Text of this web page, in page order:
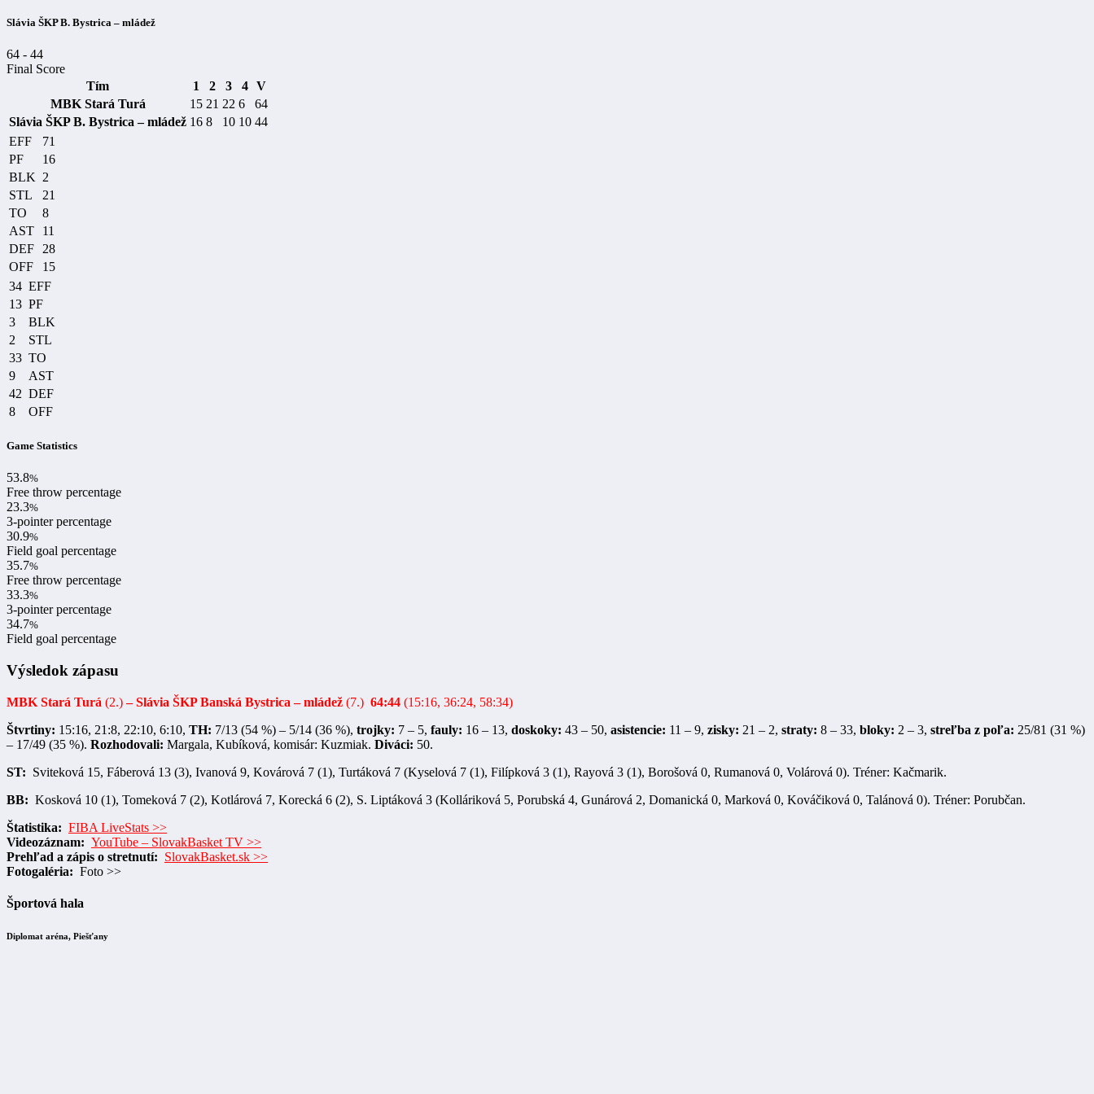
Slávia ŠKP B. Bystrica – mládež
64 - 44
Final Score
Tím
1 2 3 4 V
MBK Stará Turá
15 21 22 6
64
Slávia ŠKP B. Bystrica – mládež 16 8 10 10 44
EFF
71
PF
16
BLK 2
STL
21
TO
8
AST
11
DEF
28
OFF
15
34 EFF
13 PF
3
BLK
2
STL
33 TO
9
AST
42 DEF
8
OFF
Game Statistics
53.8%
Free throw percentage
23.3%
3-pointer percentage
30.9%
Field goal percentage
35.7%
Free throw percentage
33.3%
3-pointer percentage
34.7%
Field goal percentage
Výsledok zápasu
MBK Stará Turá (2.)– Slávia ŠKP Banská Bystrica – mládež (7.) 64:44 (15:16, 36:24, 58:34)
Štvrtiny: 15:16, 21:8, 22:10, 6:10, TH: 7/13 (54 %) – 5/14 (36 %), trojky: 7 – 5, fauly: 16 – 13, doskoky: 43 – 50, asistencie: 11 – 9, zisky: 21 – 2, straty: 8 – 33, bloky: 2 – 3, streľba z poľa: 25/81 (31 %)
– 17/49 (35 %). Rozhodovali: Margala, Kubíková, komisár: Kuzmiak. Diváci: 50.
ST: Sviteková 15, Fáberová 13 (3), Ivanová 9, Kovárová 7 (1), Turtáková 7 (Kyselová 7 (1), Filípková 3 (1), Rayová 3 (1), Borošová 0, Rumanová 0, Volárová 0). Tréner: Kačmarik.
BB: Kosková 10 (1), Tomeková 7 (2), Kotlárová 7, Korecká 6 (2), S. Liptáková 3 (Kolláriková 5, Porubská 4, Gunárová 2, Domanická 0, Marková 0, Kováčiková 0, Talánová 0). Tréner: Porubčan.
Štatistika: FIBA LiveStats >>
Videozáznam: YouTube – SlovakBasket TV >>
Prehľad a zápis o stretnutí: SlovakBasket.sk >>
Fotogaléria: Foto >>
Športová hala
Diplomat aréna, Piešťany